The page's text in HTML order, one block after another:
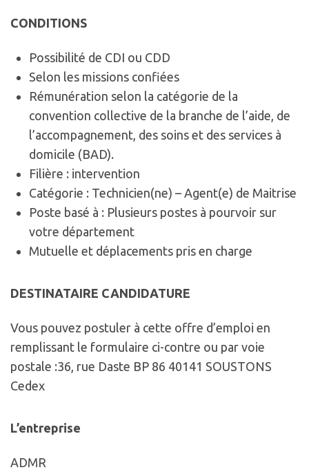
CONDITIONS
Possibilité de CDI ou CDD
Selon les missions confiées
Rémunération selon la catégorie de la
convention collective de la branche de l’aide, de
l’accompagnement, des soins et des services à
domicile (BAD).
Filière : intervention
Catégorie : Technicien(ne) – Agent(e) de Maitrise
Poste basé à : Plusieurs postes à pourvoir sur
votre département
Mutuelle et déplacements pris en charge
DESTINATAIRE CANDIDATURE
Vous pouvez postuler à cette offre d’emploi en
remplissant le formulaire ci-contre ou par voie
postale :36, rue Daste BP 86 40141 SOUSTONS
Cedex
L’entreprise
ADMR